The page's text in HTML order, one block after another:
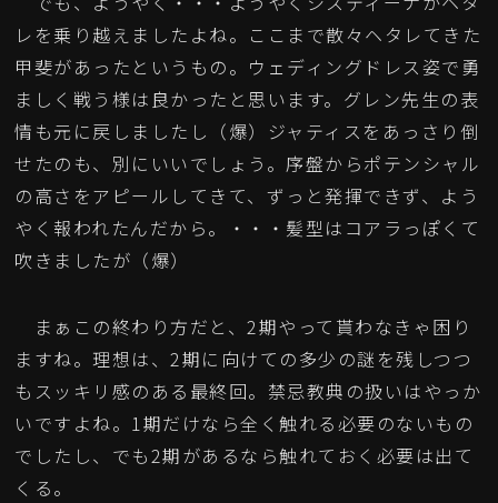
レを乗り越えましたよね。ここまで散々ヘタレてきた
甲斐があったというもの。ウェディングドレス姿で勇
ましく戦う様は良かったと思います。グレン先生の表
情も元に戻しましたし（爆）ジャティスをあっさり倒
せたのも、別にいいでしょう。序盤からポテンシャル
の高さをアピールしてきて、ずっと発揮できず、よう
やく報われたんだから。・・・髪型はコアラっぽくて
吹きましたが（爆）
まぁこの終わり方だと、2期やって貰わなきゃ困り
ますね。理想は、2期に向けての多少の謎を残しつつ
もスッキリ感のある最終回。禁忌教典の扱いはやっか
いですよね。1期だけなら全く触れる必要のないもの
でしたし、でも2期があるなら触れておく必要は出て
くる。